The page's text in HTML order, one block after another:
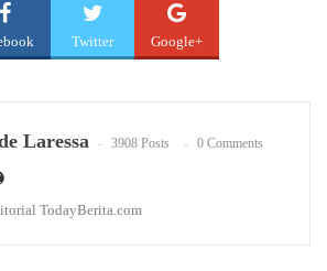
Twitter Google+
Laressa 3908 Posts 0 Comments
TodayBerita.com